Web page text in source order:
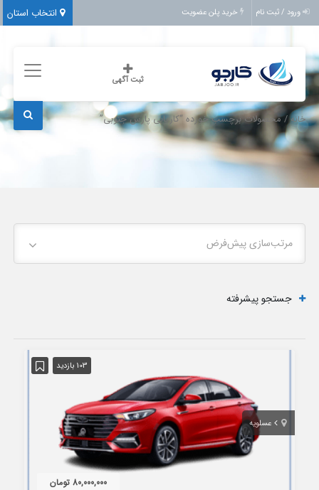
انتخاب استان ورود / ثبت نام خرید پلن عضویت
ثبت آگهی
خانه/ محصولات برچسب خورده “کاریابی پارس جنوبی”
مرتب‌سازی پیش‌فرض
جستجو پیشرفته
103 بازدید
عسلویه
80,000,000 تومان